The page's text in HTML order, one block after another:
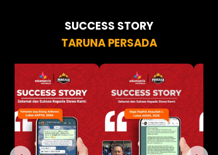
SUCCESS STORY
TARUNA PERSADA